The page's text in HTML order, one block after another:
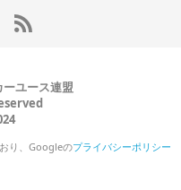
ユース連盟
り、Googleのプライバシーポリシー